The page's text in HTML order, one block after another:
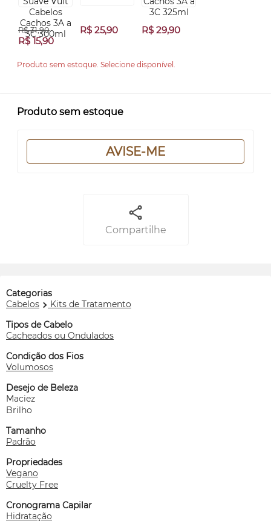
R$ 31,90
R$ 15,90
R$ 25,90 R$ 29,90
Produto sem estoque. Selecione disponível.
Produto sem estoque
AVISE-ME
Compartilhe
Categorias
Cabelos
Kits de Tratamento
Tipos de Cabelo
Cacheados ou Ondulados
Condição dos Fios
Volumosos
Desejo de Beleza
Maciez
Brilho
Tamanho
Padrão
Propriedades
Vegano
Cruelty Free
Cronograma Capilar
Hidratação